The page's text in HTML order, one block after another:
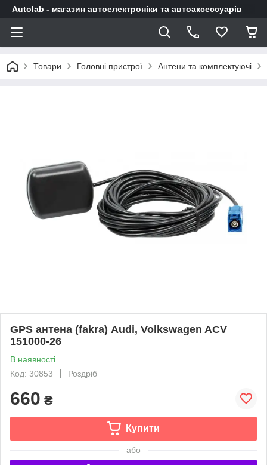
Autolab - магазин автоелектроніки та автоаксессуарів
Товари Головні пристрої Антени та комплектуючі
GPS антена (fakra) Audi, Volkswagen ACV
151000-26
В наявності
Код: 30853
Роздріб
660 ₴
Купити
або